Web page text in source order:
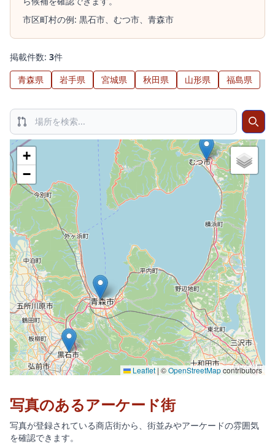
市区町村の例: 黒石市、 むつ市、 青森市
掲載件数: 3件
青森県
岩手県 宮城県 秋田県 山形県 福島県
Search
+
−
Leaflet | ©OpenStreetMapcontributors
写真のあるアーケード街
写真が登録されている商店街から、街並みやアーケードの雰囲気
を確認できます。